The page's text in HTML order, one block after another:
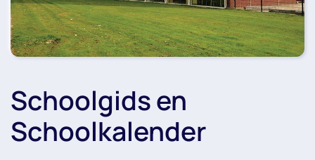
Schoolgids en
Schoolkalender